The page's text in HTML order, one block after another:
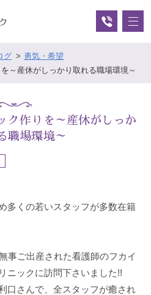
グ
勇気・希望
～産休がしっかり取れる職場環境～
ク作りを～産休がしっか
職場環境～
多くの若いスタッフが多数在籍
事ご出産された看護師のフカイ
ニックに訪問下さいました!!
口さんで、全スタッフが癒され